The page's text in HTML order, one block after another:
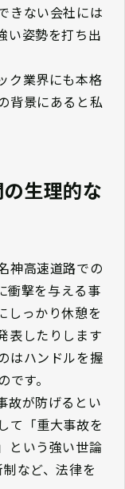
きない会社には
い姿勢を打ち出
ク業界にも本格
背景にあると私
生理的な
神高速道路での
衝撃を与える事
しっかり休憩を
表したりします
はハンドルを握
す。
故が防げるとい
て「重大事故を
という強い世論
など、法律を